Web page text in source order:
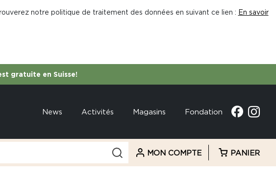
notre politique de traitement des données en suivant ce lien : En savoir
gratuite en Suisse!
News Activités Magasins Fondation
MON COMPTE PANIER